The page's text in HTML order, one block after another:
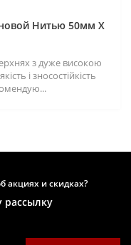
Нитью 50мм X
з дуже високою
і зносостійкість
акциях и скидках?